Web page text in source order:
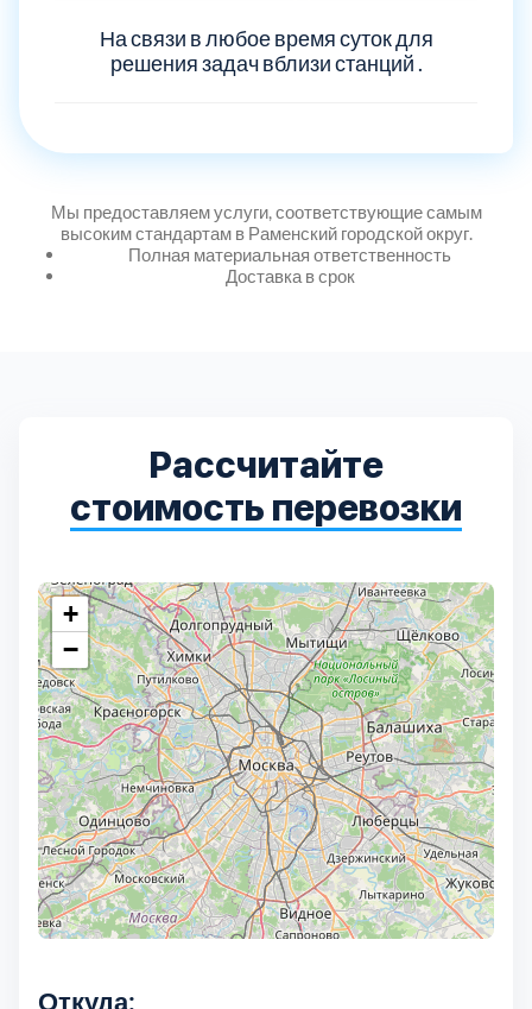
На связи в любое время суток для
решения задач вблизи станций .
Мы предоставляем услуги, соответствующие самым
высоким стандартам в Раменский городской округ.
Полная материальная ответственность
Доставка в срок
Рассчитайте
стоимость перевозки
+
−
Откуда:
Балашиха
Богородский 7
Волоколамский 3
Воскресенский 7